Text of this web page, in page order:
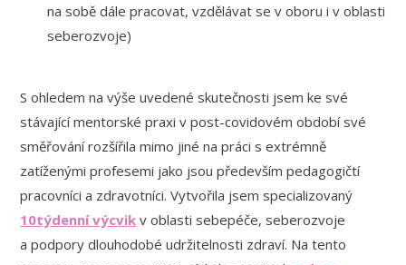
na sobě dále pracovat, vzdělávat se v oboru i v oblasti
seberozvoje)
S ohledem na výše uvedené skutečnosti jsem ke své
stávající mentorské praxi v post-covidovém období své
směřování rozšířila mimo jiné na práci s extrémně
zatíženými profesemi jako jsou především pedagogičtí
pracovníci a zdravotníci. Vytvořila jsem specializovaný
10týdenní výcvik v oblasti sebepéče, seberozvoje
a podpory dlouhodobé udržitelnosti zdraví. Na tento